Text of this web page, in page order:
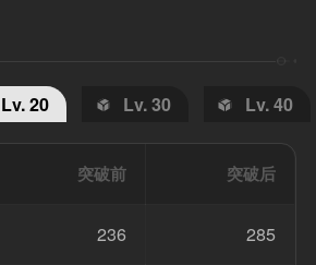
Lv. 20 Lv. 30 Lv. 40
突破前 突破后
236 285